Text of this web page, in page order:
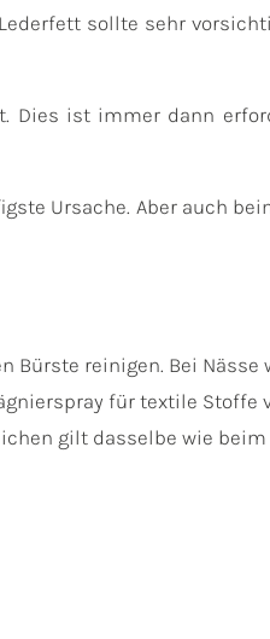
sollte sehr
ist immer dann
Ursache. Aber auch
reinigen. Bei
für textile Stoffe
gilt dasselbe wie